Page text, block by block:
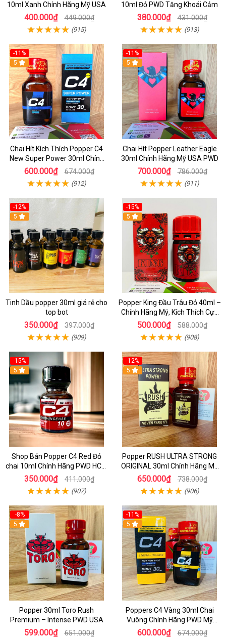
10ml Xanh Chính Hãng Mỹ USA
400.000₫ 449.000₫
(915)
10ml Đỏ PWD Tăng Khoái Cảm
380.000₫ 431.000₫
(913)
-11%
5
Chai Hít Kích Thích Popper C4
New Super Power 30ml Chính
Hãng Mỹ USA
600.000₫ 674.000₫
(912)
-11%
5
Chai Hít Popper Leather Eagle
30ml Chính Hãng Mỹ USA PWD
700.000₫ 786.000₫
(911)
-12%
5
Tinh Dầu popper 30ml giá rẻ cho
top bot
350.000₫ 397.000₫
(909)
-15%
5
Popper King Đầu Trâu Đỏ 40ml –
Chính Hãng Mỹ, Kích Thích Cực
Mạnh Cho Top & Bot
500.000₫ 588.000₫
(908)
-15%
5
Shop Bán Popper C4 Red Đỏ
chai 10ml Chính Hãng PWD HCM
kích thích Cực Mạnh cho LGBT -
TOP BOT
350.000₫ 411.000₫
(907)
-12%
5
Popper RUSH ULTRA STRONG
ORIGINAL 30ml Chính Hãng Mỹ
PWD - Tăng Khoái Cảm Mạnh
650.000₫ 738.000₫
(906)
-8%
5
Popper 30ml Toro Rush
Premium – Intense PWD USA
599.000₫ 651.000₫
-11%
5
Poppers C4 Vàng 30ml Chai
Vuông Chính Hãng PWD Mỹ
Tăng Hưng Phấn Cho Top Bot
600.000₫ 674.000₫